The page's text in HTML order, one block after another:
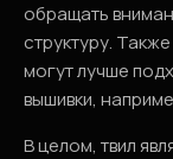
обращать
структуру.
могут лучше
вышивки,
В целом, твил